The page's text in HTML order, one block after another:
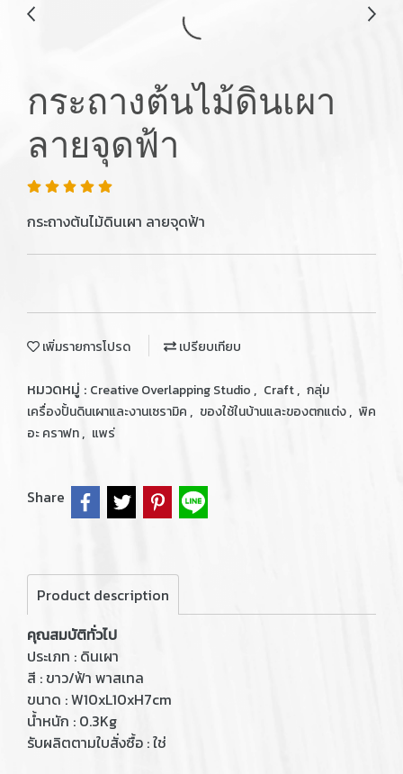
กระถางต้นไม้ดินเผา
ลายจุดฟ้า
กระถางต้นไม้ดินเผา ลายจุดฟ้า
เพิ่มรายการโปรด เปรียบเทียบ
หมวดหมู่ : Creative Overlapping Studio , Craft, กลุ่ม
เครื่องปั้นดินเผาและงานเซรามิค , ของใช้ในบ้านและของตกแต่ง, พิค
อะ คราฟท, แพร่
Share
Product description
คุณสมบัติทั่วไป
ประเภท : ดินเผา
สี : ขาว/ฟ้า พาสเทล
ขนาด : W10xL10xH7cm
น้ำหนัก : 0.3Kg
รับผลิตตามใบสั่งซื้อ : ใช่